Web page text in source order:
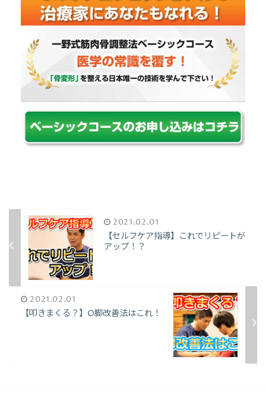
2021.02.01
【セルフケア指導】これでリピートが
アップ！？
2021.02.01
【叩きまくる？】O脚改善法はこれ！